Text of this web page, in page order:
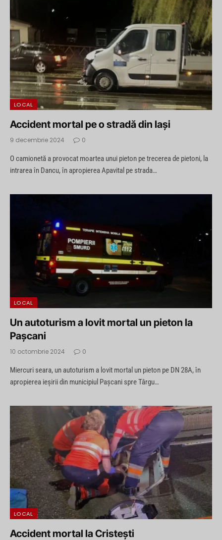
LOCAL
Accident mortal pe o stradă din Iași
9 decembrie 2024 0
O camionetă a provocat moartea unui pieton pe trecerea de pietoni, la
intrarea în Dancu, în apropierea Apavital pe strada…
LOCAL
Un autoturism a lovit mortal un pieton la
Paşcani
10 octombrie 2024 0
Miercuri seara, un autoturism a lovit mortal un pieton pe DN 28A, în
apropierea ieșirii din municipiul Pașcani spre Târgu…
LOCAL
Accident mortal la Cristești